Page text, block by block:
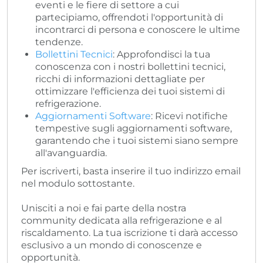
eventi e le fiere di settore a cui
partecipiamo, offrendoti l'opportunità di
incontrarci di persona e conoscere le ultime
tendenze.
Bollettini Tecnici: Approfondisci la tua
conoscenza con i nostri bollettini tecnici,
ricchi di informazioni dettagliate per
ottimizzare l'efficienza dei tuoi sistemi di
refrigerazione.
Aggiornamenti Software: Ricevi notifiche
tempestive sugli aggiornamenti software,
garantendo che i tuoi sistemi siano sempre
all'avanguardia.
Per iscriverti, basta inserire il tuo indirizzo email
nel modulo sottostante.
Unisciti a noi e fai parte della nostra
community dedicata alla refrigerazione e al
riscaldamento. La tua iscrizione ti darà accesso
esclusivo a un mondo di conoscenze e
opportunità.